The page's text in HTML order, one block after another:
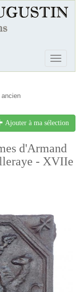
Ouvrir
ancien
Ajouter à ma sélection
d'Armand
- XVIIe